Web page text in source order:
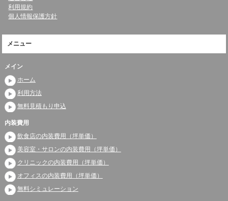
利用規約
個人情報保護方針
メニュー
メイン
ホーム
利用方法
無料見積もり申込
内装費用
飲食店の内装費用（坪単価）
美容室・サロンの内装費用（坪単価）
クリニックの内装費用（坪単価）
オフィスの内装費用（坪単価）
無料シミュレーション